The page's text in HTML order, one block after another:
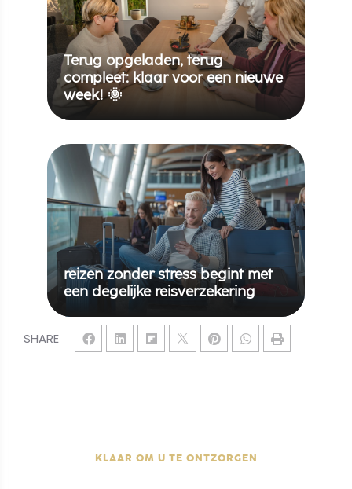
SHARE
Terug opgeladen, terug
compleet: klaar voor een nieuwe
week! 🌞
reizen zonder stress begint met
een degelijke reisverzekering
KLAAR OM U TE ONTZORGEN